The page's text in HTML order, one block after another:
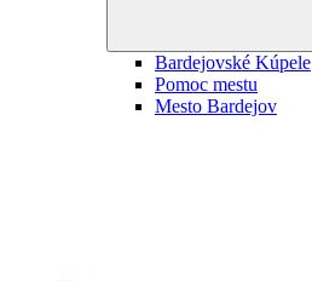
Bardejovské Kúpele
Pomoc mestu
Mesto Bardejov